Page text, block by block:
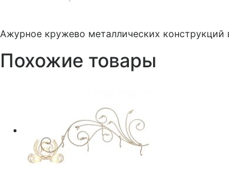
Ажурное кружево металлических
Похожие товары